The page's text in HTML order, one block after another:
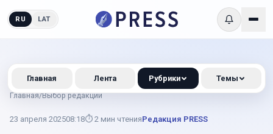
RU LAT
Главная/Выбор редакции
23 апреля 202508:18⏱ 2 мин чтенияРедакция PRESS
Главная Лента Рубрики Темы